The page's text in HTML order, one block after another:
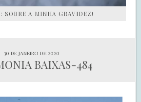
SOBRE A MINHA GRAVIDEZ!
30 de janeiro de 2020
BAIXAS-484